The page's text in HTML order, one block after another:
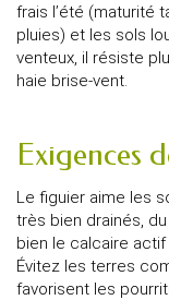
frais l’été (maturité
pluies) et les sols
venteux, il résiste
haie brise-vent.
Exigences
Le figuier aime les
très bien drainés,
bien le calcaire
Évitez les terres
favorisent les